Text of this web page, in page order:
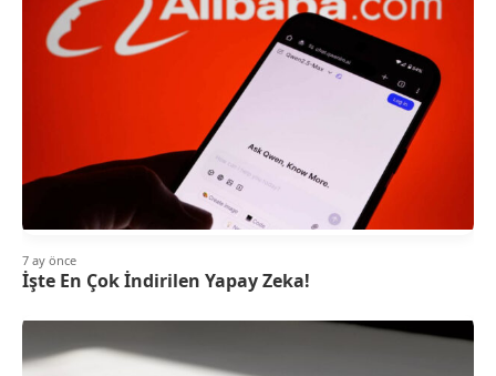
7 ay önce
İşte En Çok İndirilen Yapay Zeka!